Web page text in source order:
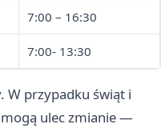
7:00 – 16:30
7:00- 13:30
W przypadku świąt i
ulec zmianie —